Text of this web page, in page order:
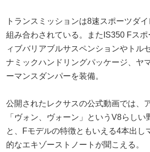
トランスミッションは8速スポーツダ
組み合わされている。またIS350 Fス
ィブバリアブルサスペンションやトル
ナミックハンドリングパッケージ、ヤ
ーマンスダンパーを装備。
公開されたレクサスの公式動画では、
「ヴォン、ヴォーン」というV8らし
と、Fモデルの特徴ともいえる4本出し
的なエキゾーストノートが聞こえる。